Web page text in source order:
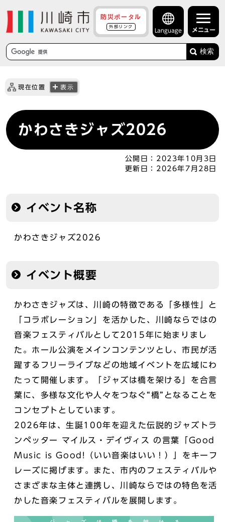
防災ポータル
外部リンク
Language メニュー
検索
現在位置 表示
かわさきジャズ2026
公開日： 2023年10月3日
更新日： 2026年7月28日
イベント名称
かわさきジャズ2026
イベント概要
かわさきジャズは、川崎の特徴である「多様性」と
「コラボレーション」を活かした、川崎ならではの
音楽フェスティバルとして2015年に始まりまし
た。ホール公演をメインコンテンツとし、市民が活
躍するフリーライブなどの地域イベントを広域にわ
たって開催します。「ジャズは橋を架ける」を合言
葉に、多様な文化や人々をつなぐ“橋”となることを
コンセプトとしています。
2026年は、生誕100年を迎えた伝説的ジャズトラ
ンペッター マイルス・デイヴィス の言葉「Good
Music is Good!（いい音楽はいい！）」をキーフ
レーズに掲げます。また、市内のフェスティバルや
さまざまな主体と連携し、川崎ならではの特色を活
かした音楽フェスティバルを展開します。